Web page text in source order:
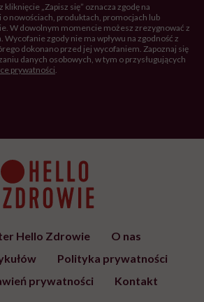
„Zapisz się” oznacza zgodę na
nowościach, produktach, promocjach lub
W dowolnym momencie możesz zrezygnować z
zgody nie ma wpływu na zgodność z
dokonano przed jej wycofaniem. Zapoznaj się
danych osobowych, w tym o przysługujących
prywatności
Hello Zdrowie
O nas
Polityka prywatności
prywatności
Kontakt